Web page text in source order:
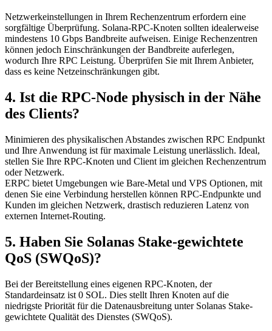
Netzwerkeinstellungen in Ihrem Rechenzentrum erfordern eine
sorgfältige Überprüfung. Solana-RPC-Knoten sollten idealerweise
mindestens 10 Gbps Bandbreite aufweisen. Einige Rechenzentren
können jedoch Einschränkungen der Bandbreite auferlegen,
wodurch Ihre RPC Leistung. Überprüfen Sie mit Ihrem Anbieter,
dass es keine Netzeinschränkungen gibt.
4. Ist die RPC-Node physisch in der Nähe
des Clients?
Minimieren des physikalischen Abstandes zwischen RPC Endpunkt
und Ihre Anwendung ist für maximale Leistung unerlässlich. Ideal,
stellen Sie Ihre RPC-Knoten und Client im gleichen Rechenzentrum
oder Netzwerk.
ERPC bietet Umgebungen wie Bare-Metal und VPS Optionen, mit
denen Sie eine Verbindung herstellen können RPC-Endpunkte und
Kunden im gleichen Netzwerk, drastisch reduzieren Latenz von
externen Internet-Routing.
5. Haben Sie Solanas Stake-gewichtete
QoS (SWQoS)?
Bei der Bereitstellung eines eigenen RPC-Knoten, der
Standardeinsatz ist 0 SOL. Dies stellt Ihren Knoten auf die
niedrigste Priorität für die Datenausbreitung unter Solanas Stake-
gewichtete Qualität des Dienstes (SWQoS).